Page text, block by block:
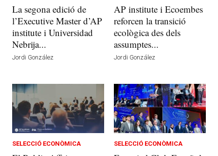
La segona edició de
l’Executive Master d’AP
institute i Universidad
Nebrija...
Jordi González
AP institute i Ecoembes
reforcen la transició
ecològica des dels
assumptes...
Jordi González
SELECCIÓ ECONÒMICA SELECCIÓ ECONÒMICA